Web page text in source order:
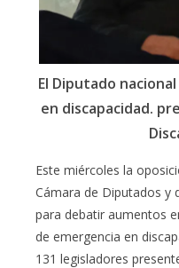
El Diputado
en discapacidad.
Este miércoles la
Cámara de Diputados y
para debatir aumentos
de emergencia en
131 legisladores